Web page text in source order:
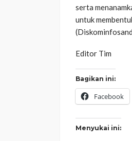
serta
untuk
Editor Tim
Bagikan ini:
Facebook
Menyukai ini: